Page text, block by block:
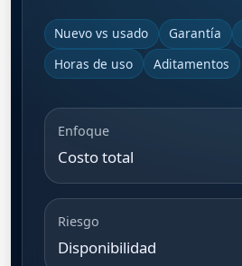
Nuevo vs usado Garantía
Horas de uso
Aditamentos
Enfoque
Costo total
Riesgo
Disponibilidad